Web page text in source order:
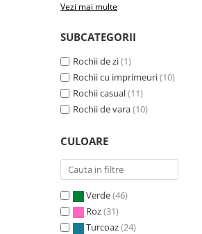
Vezi mai multe
SUBCATEGORII
Rochii de zi(1)
Rochii cu imprimeuri(10)
Rochii casual(11)
Rochii de vara(10)
CULOARE
Verde(46)
Roz(31)
Turcoaz(24)